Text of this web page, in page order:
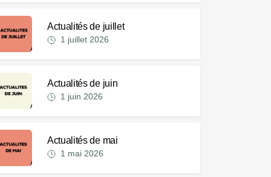
Actualités de juillet
1 juillet 2026
Actualités de juin
1 juin 2026
Actualités de mai
1 mai 2026